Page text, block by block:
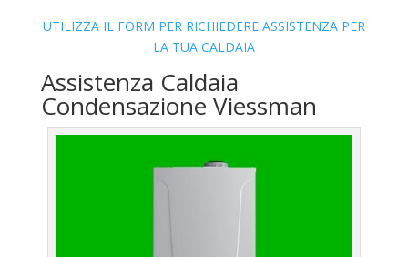
UTILIZZA IL FORM PER RICHIEDERE ASSISTENZA PER
LA TUA CALDAIA
Assistenza Caldaia
Condensazione Viessman